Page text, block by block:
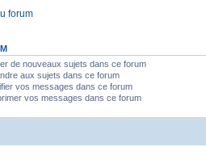
forum
de nouveaux sujets dans ce forum
aux sujets dans ce forum
vos messages dans ce forum
vos messages dans ce forum